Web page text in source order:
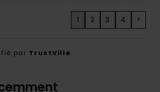
1 2 3 4 >
par TrustVille